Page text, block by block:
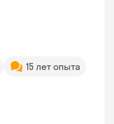
15 лет опыта